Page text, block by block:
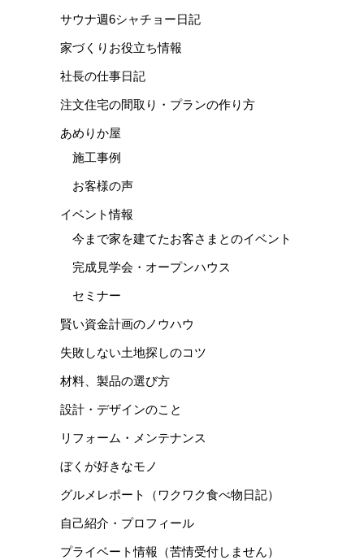
サウナ週6シャチョー日記
家づくりお役立ち情報
社長の仕事日記
注文住宅の間取り・プランの作り方
あめりか屋
施工事例
お客様の声
イベント情報
今まで家を建てたお客さまとのイベント
完成見学会・オープンハウス
セミナー
賢い資金計画のノウハウ
失敗しない土地探しのコツ
材料、製品の選び方
設計・デザインのこと
リフォーム・メンテナンス
ぼくが好きなモノ
グルメレポート（ワクワク食べ物日記）
自己紹介・プロフィール
プライベート情報（苦情受付しません）